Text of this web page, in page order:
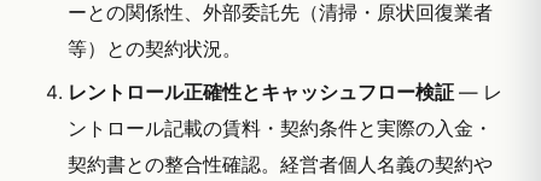
ーとの関係性、外部委託先（清掃・原状回復業者
等）との契約状況。
レントロール正確性とキャッシュフロー検証 — レ
ントロール記載の賃料・契約条件と実際の入金・
契約書との整合性確認。経営者個人名義の契約や